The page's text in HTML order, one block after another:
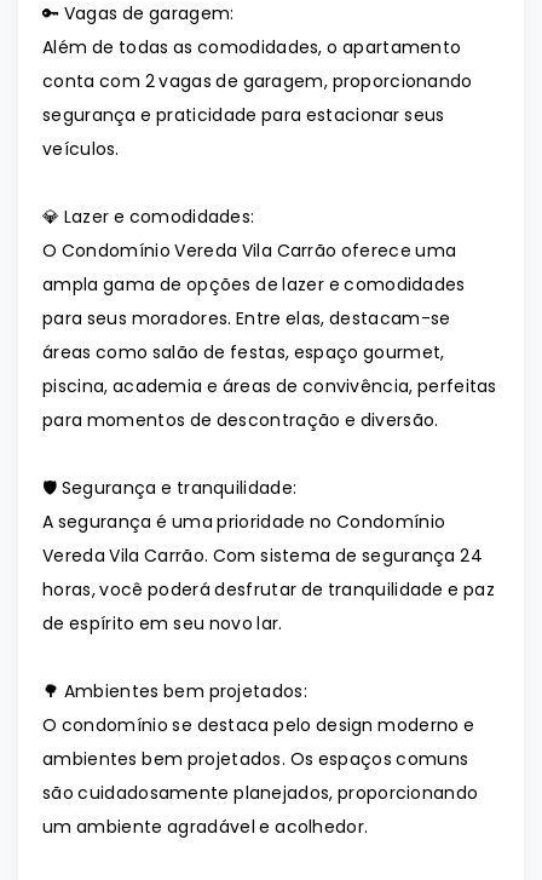
🔑 Vagas de garagem:
Além de todas as comodidades, o apartamento
conta com 2 vagas de garagem, proporcionando
segurança e praticidade para estacionar seus
veículos.
💎 Lazer e comodidades:
O Condomínio Vereda Vila Carrão oferece uma
ampla gama de opções de lazer e comodidades
para seus moradores. Entre elas, destacam-se
áreas como salão de festas, espaço gourmet,
piscina, academia e áreas de convivência, perfeitas
para momentos de descontração e diversão.
🛡️ Segurança e tranquilidade:
A segurança é uma prioridade no Condomínio
Vereda Vila Carrão. Com sistema de segurança 24
horas, você poderá desfrutar de tranquilidade e paz
de espírito em seu novo lar.
🌳 Ambientes bem projetados:
O condomínio se destaca pelo design moderno e
ambientes bem projetados. Os espaços comuns
são cuidadosamente planejados, proporcionando
um ambiente agradável e acolhedor.